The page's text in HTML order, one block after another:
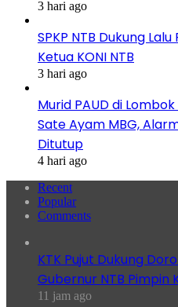
3 hari ago
SPKP NTB Dukung
Ketua KONI NTB
3 hari ago
Murid PAUD di
Sate Ayam MBG,
Ditutup
4 hari ago
Recent
Popular
Comments
KTK Pujut Dukung
Gubernur NTB Pimpin
11 jam ago